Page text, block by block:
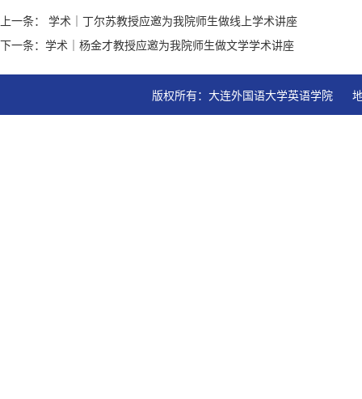
上一条： 学术｜丁尔苏教授应邀为我院师生做线上学术讲座
下一条：学术｜杨金才教授应邀为我院师生做文学学术讲座
版权所有：大连外国语大学英语学院